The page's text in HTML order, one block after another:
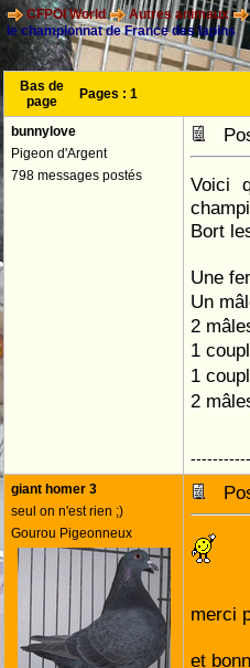
CFPOI World Autres animaux
le championnat de France des lapins
Bas de
page
Pages : 1
bunnylove
Pigeon d'Argent
798 messages postés
Voici
Bort
Une
Un
2
1
1
2
giant homer 3
seul on n'est rien ;)
Gourou Pigeonneux
merci
et